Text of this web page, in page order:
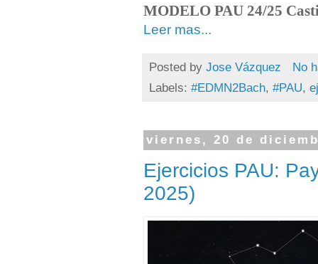
MODELO PAU 24/25
Leer mas...
Posted by Jose Vázquez
No
Labels: #EDMN2Bach, #PAU,
viernes, 20 de
Ejercicios PAU:
2025)